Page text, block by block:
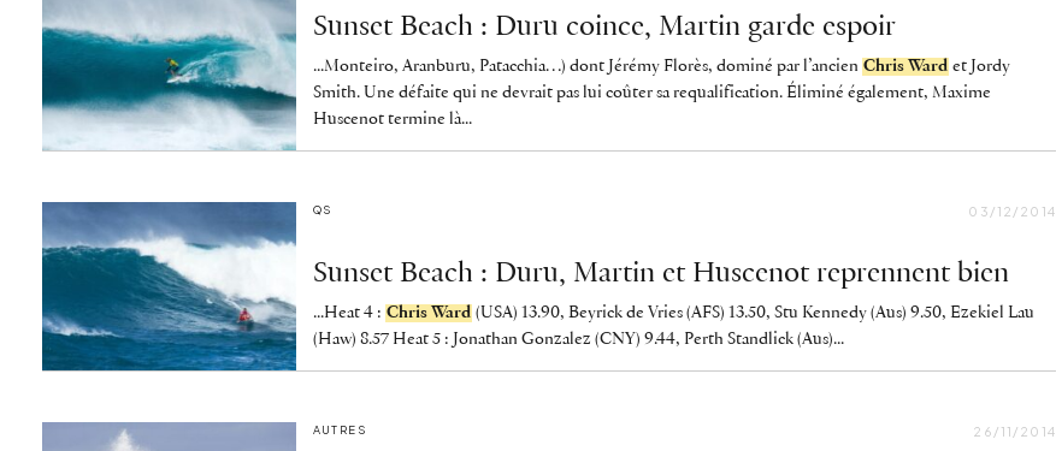
Sunset Beach : Duru coince, Martin garde espoir
...Monteiro, Aranburu, Patacchia…) dont Jérémy Florès, dominé par l’ancien Chris Ward et Jordy
Smith. Une défaite qui ne devrait pas lui coûter sa requalification. Éliminé également, Maxime
Huscenot termine là...
QS 03/12/2014
Sunset Beach : Duru, Martin et Huscenot reprennent bien
...Heat 4 : Chris Ward (USA) 13.90, Beyrick de Vries (AFS) 13.50, Stu Kennedy (Aus) 9.50, Ezekiel Lau
(Haw) 8.57 Heat 5 : Jonathan Gonzalez (CNY) 9.44, Perth Standlick (Aus)...
AUTRES 26/11/2014